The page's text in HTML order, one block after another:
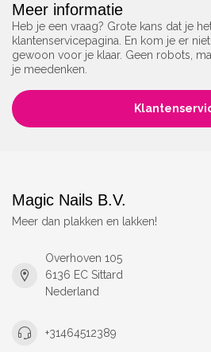
Meer informatie
Heb je een vraag? Grote kans dat je
klantenservicepagina. En kom je er
gewoon voor je klaar. Geen robots,
je meedenken.
Magic Nails B.V.
Meer dan plakken en lakken!
Overhoven 105
6136 EC Sittard
Nederland
+31464512389